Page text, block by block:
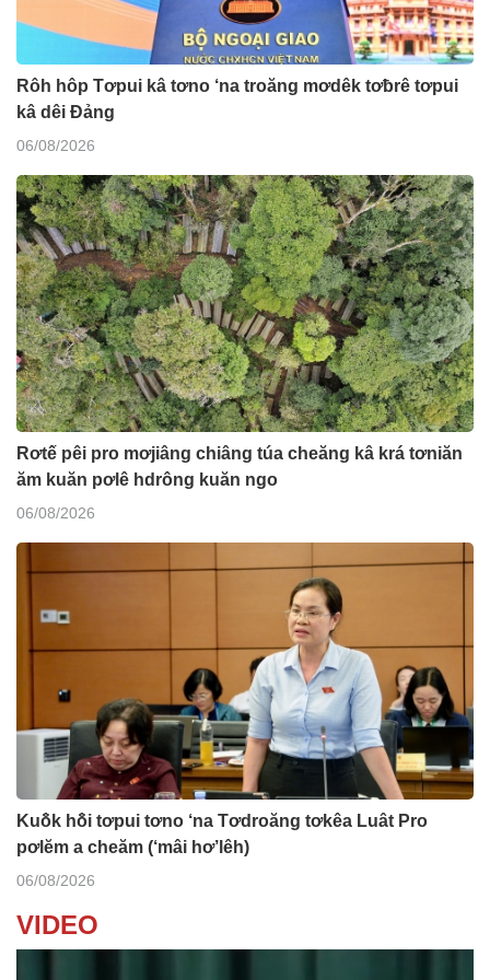
Rôh hôp Tơpui kâ tơno ‘na troăng mơdêk tơƀrê tơpui
kâ dêi Đảng
06/08/2026
Rơtế pêi pro mơjiâng chiâng túa cheăng kâ krá tơniăn
ăm kuăn pơlê hdrông kuăn ngo
06/08/2026
Kuô̆k hô̆i tơpui tơno ‘na Tơdroăng tơkêa Luât Pro
pơlĕm a cheăm (‘mâi hơ’lêh)
06/08/2026
VIDEO